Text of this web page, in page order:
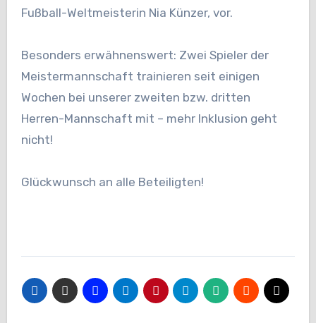
Fußball-Weltmeisterin Nia Künzer, vor.
Besonders erwähnenswert: Zwei Spieler der
Meistermannschaft trainieren seit einigen
Wochen bei unserer zweiten bzw. dritten
Herren-Mannschaft mit – mehr Inklusion geht
nicht!
Glückwunsch an alle Beteiligten!